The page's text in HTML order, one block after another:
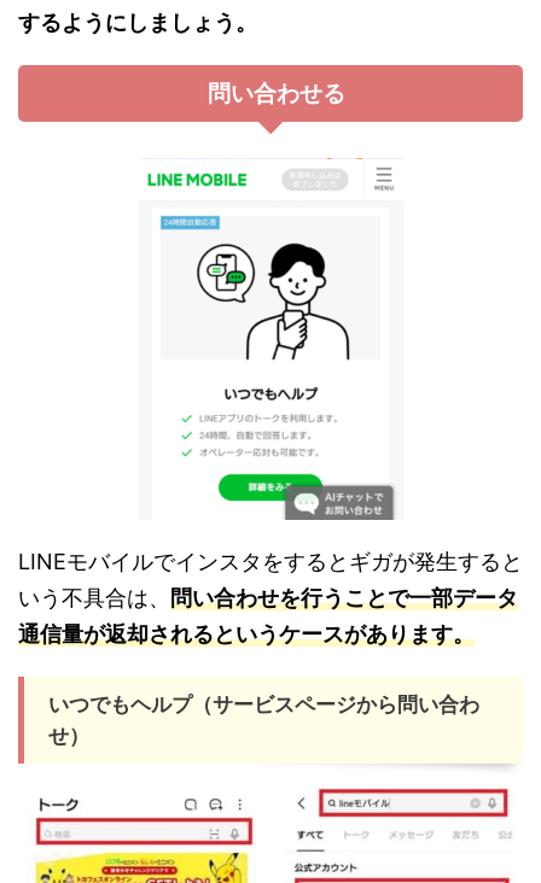
するようにしましょう。
問い合わせる
LINEモバイルでインスタをするとギガが発生すると
いう不具合は、 問い合わせを行うことで一部データ
通信量が返却されるというケースがあります。
いつでもヘルプ（サービスページから問い合わ
せ）